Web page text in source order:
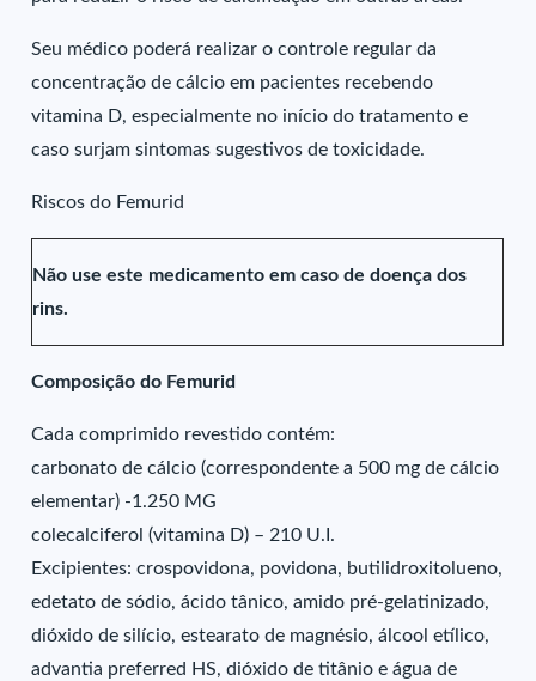
Seu médico poderá realizar o controle regular da
concentração de cálcio em pacientes recebendo
vitamina D, especialmente no início do tratamento e
caso surjam sintomas sugestivos de toxicidade.
Riscos do Femurid
Não use este medicamento em caso de doença dos
rins.
Composição do Femurid
Cada comprimido revestido contém:
carbonato de cálcio (correspondente a 500 mg de cálcio
elementar) -1.250 MG
colecalciferol (vitamina D) – 210 U.I.
Excipientes: crospovidona, povidona, butilidroxitolueno,
edetato de sódio, ácido tânico, amido pré-gelatinizado,
dióxido de silício, estearato de magnésio, álcool etílico,
advantia preferred HS, dióxido de titânio e água de